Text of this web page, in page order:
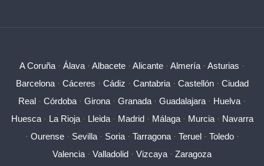
A Coruña · Álava · Albacete · Alicante · Almería · Asturias ·
Barcelona· Cáceres · Cádiz · Cantabria· Castellón· Ciudad
Real · Córdoba · Girona · Granada · Guadalajara · Huelva ·
Huesca· La Rioja· Lleida· Madrid· Málaga· Murcia· Navarra
· Ourense· Sevilla· Soria· Tarragona· Teruel· Toledo·
Valencia · Valladolid · Vizcaya · Zaragoza